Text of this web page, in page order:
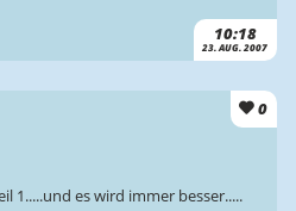
10:18
23. AUG. 2007
0
1.....und es wird immer besser.....